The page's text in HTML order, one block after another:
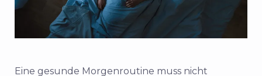
Eine gesunde Morgenroutine muss nicht